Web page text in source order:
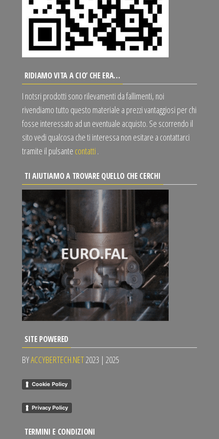
RIDIAMO VITA A CIO’ CHE ERA…
I notsri prodotti sono rilevamenti da fallimenti, noi
rivendiamo tutto questo materiale a prezzi vantaggiosi per chi
fosse interessato ad un eventuale acquisto. Se scorrendo il
sito vedi qualcosa che ti interessa non esitare a contattarci
tramite il pulsante contatti .
TI AIUTIAMO A TROVARE QUELLO CHE CERCHI
SITE POWERED
BYACCYBERTECH.NET2023 | 2025
Cookie Policy
Privacy Policy
TERMINI E CONDIZIONI